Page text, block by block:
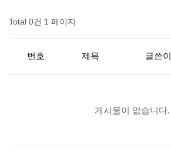
Total 0건 1 페이지
번호 제목 글쓴이
게시물이 없습니다.